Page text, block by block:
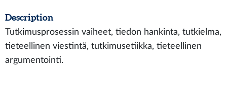
Description
Tutkimusprosessin vaiheet, tiedon hankinta, tutkielma,
tieteellinen viestintä, tutkimusetiikka, tieteellinen
argumentointi.